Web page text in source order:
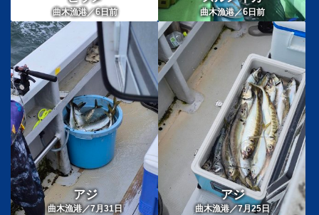
曲木漁港／6日前 曲木漁港／6 日前
アジ
曲木漁港／7月31日
アジ
曲木漁港／7月25日